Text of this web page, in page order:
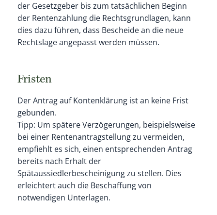
der Gesetzgeber bis zum tatsächlichen Beginn
der Rentenzahlung die Rechtsgrundlagen, kann
dies dazu führen, dass Bescheide an die neue
Rechtslage angepasst werden müssen.
Fristen
Der Antrag auf Kontenklärung ist an keine Frist
gebunden.
Tipp: Um spätere Verzögerungen, beispielsweise
bei einer Rentenantragstellung zu vermeiden,
empfiehlt es sich, einen entsprechenden Antrag
bereits nach Erhalt der
Spätaussiedlerbescheinigung zu stellen. Dies
erleichtert auch die Beschaffung von
notwendigen Unterlagen.